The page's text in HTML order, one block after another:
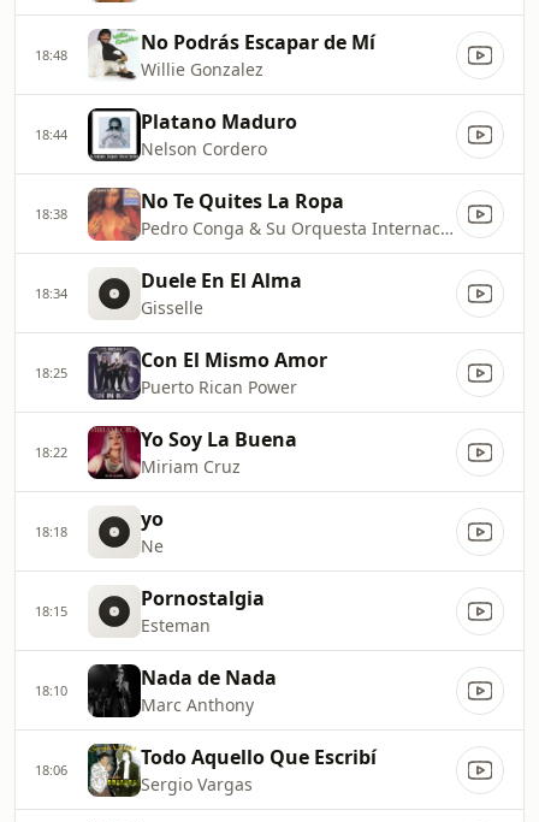
18:48 No Podrás Escapar de Mí
Willie Gonzalez
18:44 Platano Maduro
Nelson Cordero
18:38 No Te Quites La Ropa
Pedro Conga & Su Orquesta Internacional
18:34 Duele En El Alma
Gisselle
18:25 Con El Mismo Amor
Puerto Rican Power
18:22 Yo Soy La Buena
Miriam Cruz
18:18 yo
Ne
18:15 Pornostalgia
Esteman
18:10 Nada de Nada
Marc Anthony
18:06 Todo Aquello Que Escribí
Sergio Vargas